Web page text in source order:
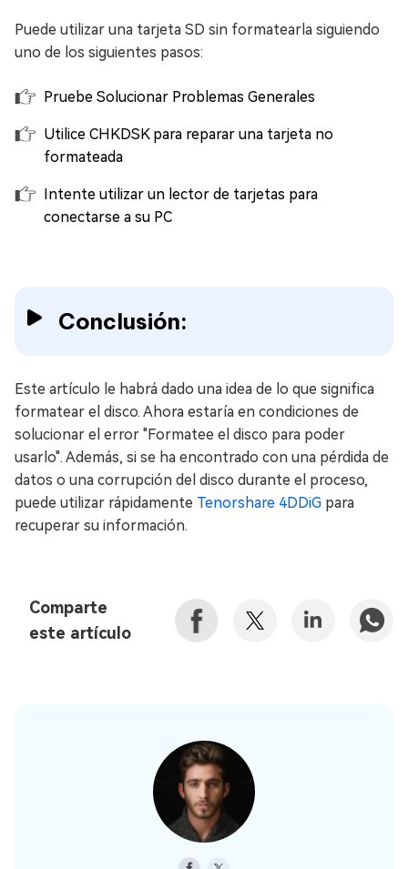
Puede utilizar una tarjeta SD sin formatearla siguiendo
uno de los siguientes pasos:
Pruebe Solucionar Problemas Generales
Utilice CHKDSK para reparar una tarjeta no
formateada
Intente utilizar un lector de tarjetas para
conectarse a su PC
Conclusión:
Este artículo le habrá dado una idea de lo que significa
formatear el disco. Ahora estaría en condiciones de
solucionar el error "Formatee el disco para poder
usarlo". Además, si se ha encontrado con una pérdida de
datos o una corrupción del disco durante el proceso,
puede utilizar rápidamente Tenorshare 4DDiG para
recuperar su información.
Comparte
este artículo